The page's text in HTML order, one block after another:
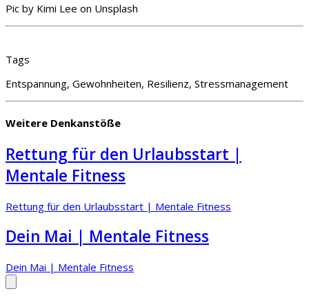
Pic by Kimi Lee on Unsplash
Tags
Entspannung, Gewohnheiten, Resilienz, Stressmanagement
Weitere Denkanstöße
Rettung für den Urlaubsstart |
Mentale Fitness
Rettung für den Urlaubsstart | Mentale Fitness
Dein Mai | Mentale Fitness
Dein Mai | Mentale Fitness